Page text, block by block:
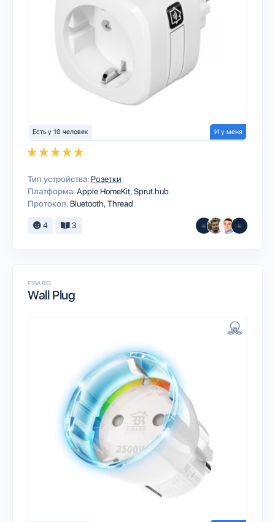
Есть у 10 человек И у меня
Тип устройства: Розетки
Платформа:Apple HomeKitSprut.hub
Протокол: BluetoothThread
4 3
FIBARO
Wall Plug